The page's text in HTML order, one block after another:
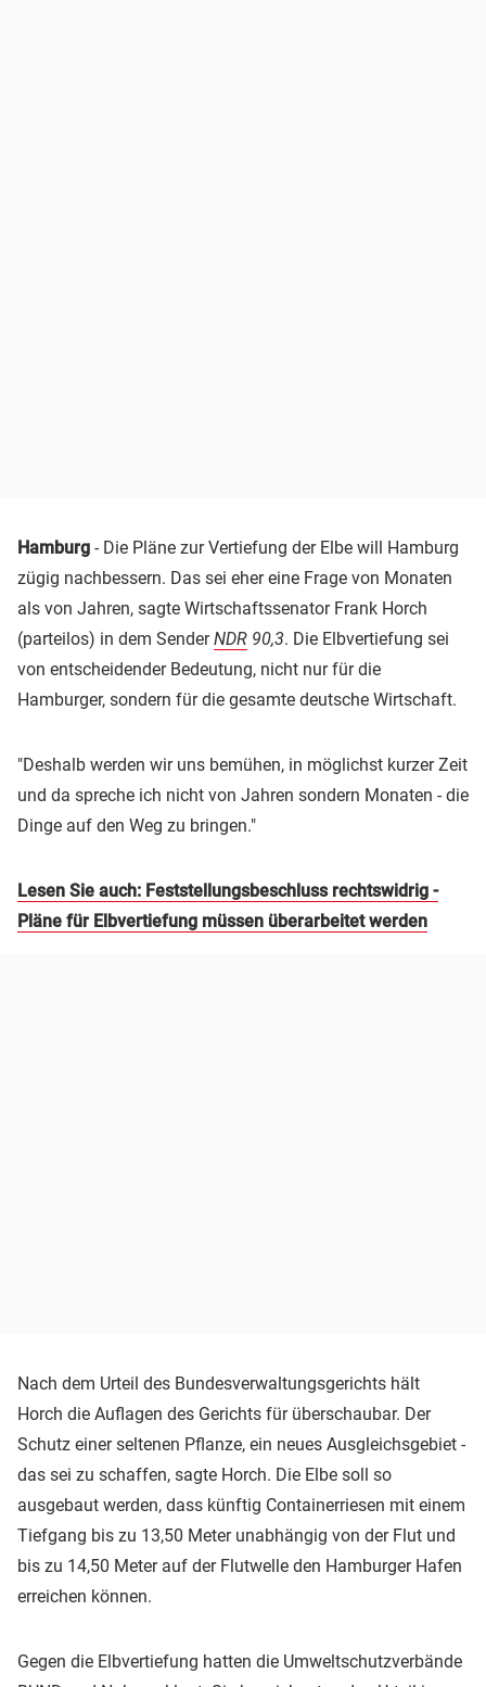
Hamburg - Die Pläne zur Vertiefung der Elbe will Hamburg
zügig nachbessern. Das sei eher eine Frage von Monaten
als von Jahren, sagte Wirtschaftssenator Frank Horch
(parteilos) in dem SenderNDR 90,3. Die Elbvertiefung sei
von entscheidender Bedeutung, nicht nur für die
Hamburger, sondern für die gesamte deutsche Wirtschaft.
"Deshalb werden wir uns bemühen, in möglichst kurzer Zeit
und da spreche ich nicht von Jahren sondern Monaten - die
Dinge auf den Weg zu bringen."
Lesen Sie auch: Feststellungsbeschluss rechtswidrig -
Pläne für Elbvertiefung müssen überarbeitet werden
Nach dem Urteil des Bundesverwaltungsgerichts hält
Horch die Auflagen des Gerichts für überschaubar. Der
Schutz einer seltenen Pflanze, ein neues Ausgleichsgebiet -
das sei zu schaffen, sagte Horch. Die Elbe soll so
ausgebaut werden, dass künftig Containerriesen mit einem
Tiefgang bis zu 13,50 Meter unabhängig von der Flut und
bis zu 14,50 Meter auf der Flutwelle den Hamburger Hafen
erreichen können.
Gegen die Elbvertiefung hatten die Umweltschutzverbände